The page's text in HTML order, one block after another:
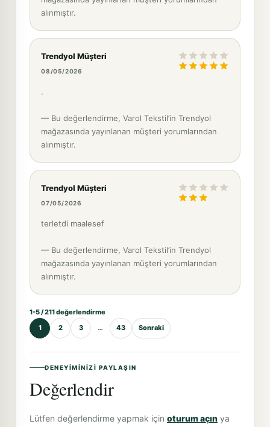
alınmıştır.
Trendyol Müşteri
08/05/2026
.
— Bu değerlendirme, Varol Tekstil’in Trendyol
mağazasında yayınlanan müşteri yorumlarından
alınmıştır.
Trendyol Müşteri
07/05/2026
terletdi maalesef
— Bu değerlendirme, Varol Tekstil’in Trendyol
mağazasında yayınlanan müşteri yorumlarından
alınmıştır.
1-5 / 211 değerlendirme
1
2 3 … 43 Sonraki
DENEYIMINIZI PAYLAŞIN
Değerlendir
Lütfen değerlendirme yapmak için oturum açın ya